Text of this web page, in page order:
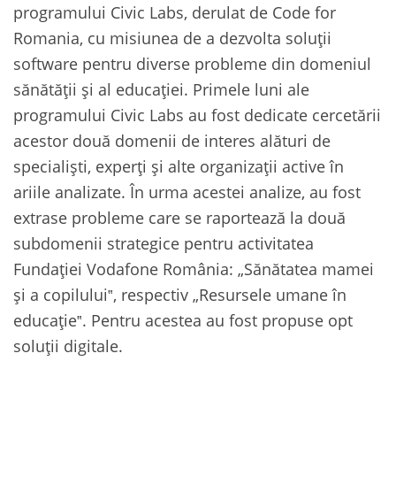
programului Civic Labs, derulat de Code for
Romania, cu misiunea de a dezvolta soluții
software pentru diverse probleme din domeniul
sănătății și al educației. Primele luni ale
programului Civic Labs au fost dedicate cercetării
acestor două domenii de interes alături de
specialiști, experți și alte organizații active în
ariile analizate. În urma acestei analize, au fost
extrase probleme care se raportează la două
subdomenii strategice pentru activitatea
Fundației Vodafone România: „Sănătatea mamei
și a copilului‟, respectiv „Resursele umane în
educație‟. Pentru acestea au fost propuse opt
soluții digitale.